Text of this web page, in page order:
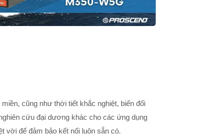
cũng như thời tiết khắc nghiệt, biến đổi
cứu đại dương khác cho các ứng dụng
vời để đảm bảo kết nối luôn sẵn có.